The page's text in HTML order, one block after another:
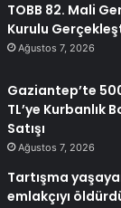
TOBB 82. Mali
Kurulu
Ağustos 7, 2026
Gaziantep’te
TL’ye Kurbanlık
Satışı
Ağustos 7, 2026
Tartışma
emlakçıyı